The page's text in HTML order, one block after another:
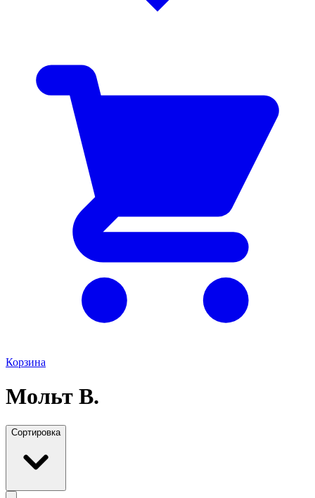
Корзина
Мольт В.
Сортировка